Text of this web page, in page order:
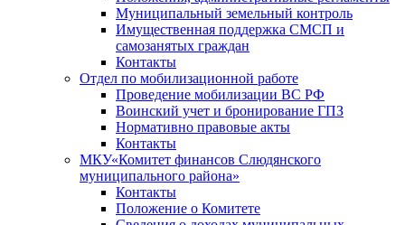
Муниципальный земельный контроль
Имущественная поддержка СМСП и
самозанятых граждан
Контакты
Отдел по мобилизационной работе
Проведение мобилизации ВС РФ
Воинский учет и бронирование ГПЗ
Нормативно правовые акты
Контакты
МКУ«Комитет финансов Слюдянского
муниципального района»
Контакты
Положение о Комитете